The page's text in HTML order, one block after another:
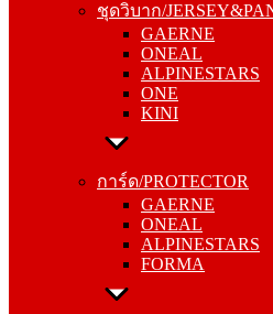
ชุดวิบาก/
GAERNE
ONEAL
ALPINESTARS
ONE
KINI
การ์ด/PROTECTOR
GAERNE
ONEAL
ALPINESTARS
FORMA
ONEAL
ALPINESTARS
ONE
KINI
การ์ด/PROTECTOR
ONEAL
ALPINESTARS
FORMA
เสื้อหนัง/LEATHER